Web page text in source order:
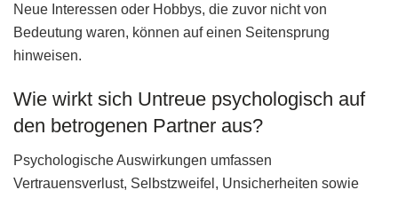
Neue Interessen oder Hobbys, die zuvor nicht von
Bedeutung waren, können auf einen Seitensprung
hinweisen.
Wie wirkt sich Untreue psychologisch auf
den betrogenen Partner aus?
Psychologische Auswirkungen umfassen
Vertrauensverlust, Selbstzweifel, Unsicherheiten sowie